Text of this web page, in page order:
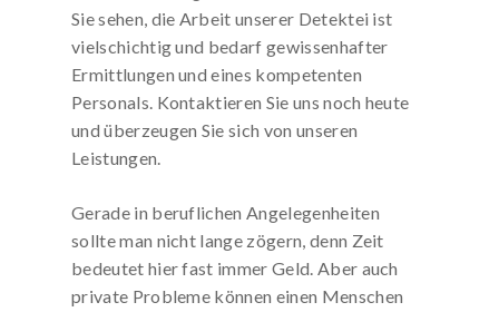
Sie sehen, die Arbeit unserer Detektei ist
vielschichtig und bedarf gewissenhafter
Ermittlungen und eines kompetenten
Personals. Kontaktieren Sie uns noch heute
und überzeugen Sie sich von unseren
Leistungen.
Gerade in beruflichen Angelegenheiten
sollte man nicht lange zögern, denn Zeit
bedeutet hier fast immer Geld. Aber auch
private Probleme können einen Menschen